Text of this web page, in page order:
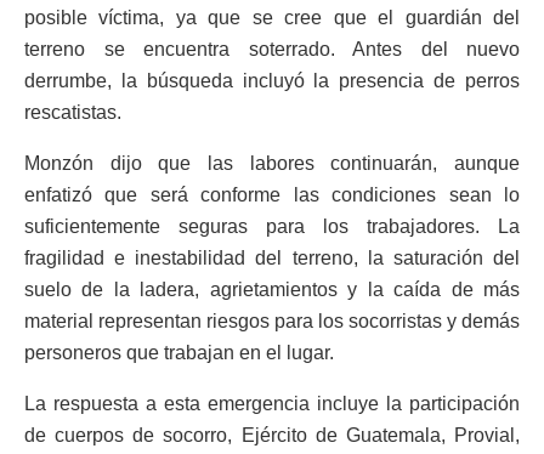
posible víctima, ya que se cree que el guardián del
terreno se encuentra soterrado. Antes del nuevo
derrumbe, la búsqueda incluyó la presencia de perros
rescatistas.
Monzón dijo que las labores continuarán, aunque
enfatizó que será conforme las condiciones sean lo
suficientemente seguras para los trabajadores. La
fragilidad e inestabilidad del terreno, la saturación del
suelo de la ladera, agrietamientos y la caída de más
material representan riesgos para los socorristas y demás
personeros que trabajan en el lugar.
La respuesta a esta emergencia incluye la participación
de cuerpos de socorro, Ejército de Guatemala, Provial,